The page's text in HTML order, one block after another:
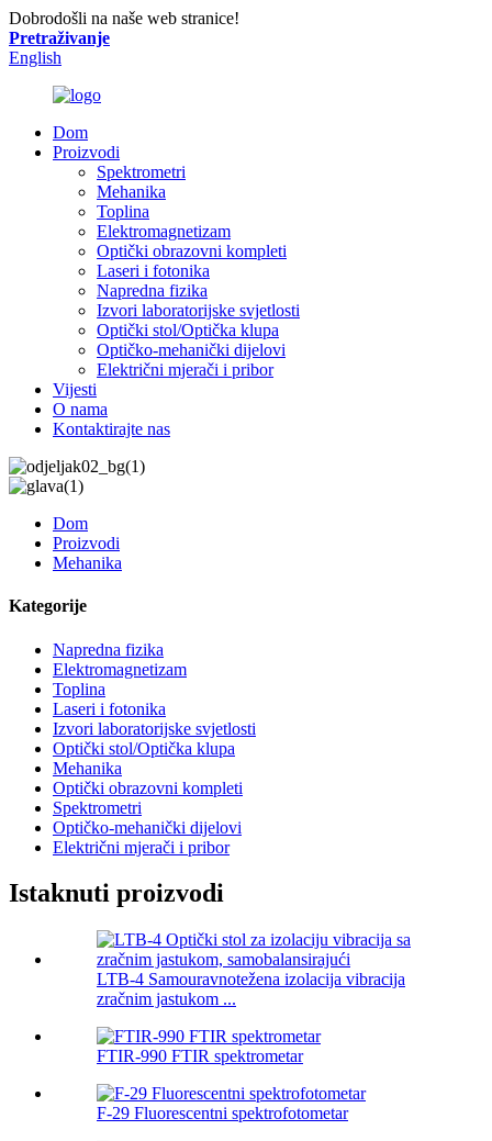
Dobrodošli na naše web stranice!
Pretraživanje
English
Dom
Proizvodi
Spektrometri
Mehanika
Toplina
Elektromagnetizam
Optički obrazovni kompleti
Laseri i fotonika
Napredna fizika
Izvori laboratorijske svjetlosti
Optički stol/Optička klupa
Optičko-mehanički dijelovi
Električni mjerači i pribor
Vijesti
O nama
Kontaktirajte nas
Dom
Proizvodi
Mehanika
Kategorije
Napredna fizika
Elektromagnetizam
Toplina
Laseri i fotonika
Izvori laboratorijske svjetlosti
Optički stol/Optička klupa
Mehanika
Optički obrazovni kompleti
Spektrometri
Optičko-mehanički dijelovi
Električni mjerači i pribor
Istaknuti proizvodi
LTB-4 Samouravnotežena izolacija vibracija
zračnim jastukom ...
FTIR-990 FTIR spektrometar
F-29 Fluorescentni spektrofotometar